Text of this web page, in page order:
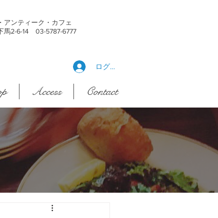
アンティーク・カフェ
馬2-6-14 03-5787-6777
ログイン
Access Contact